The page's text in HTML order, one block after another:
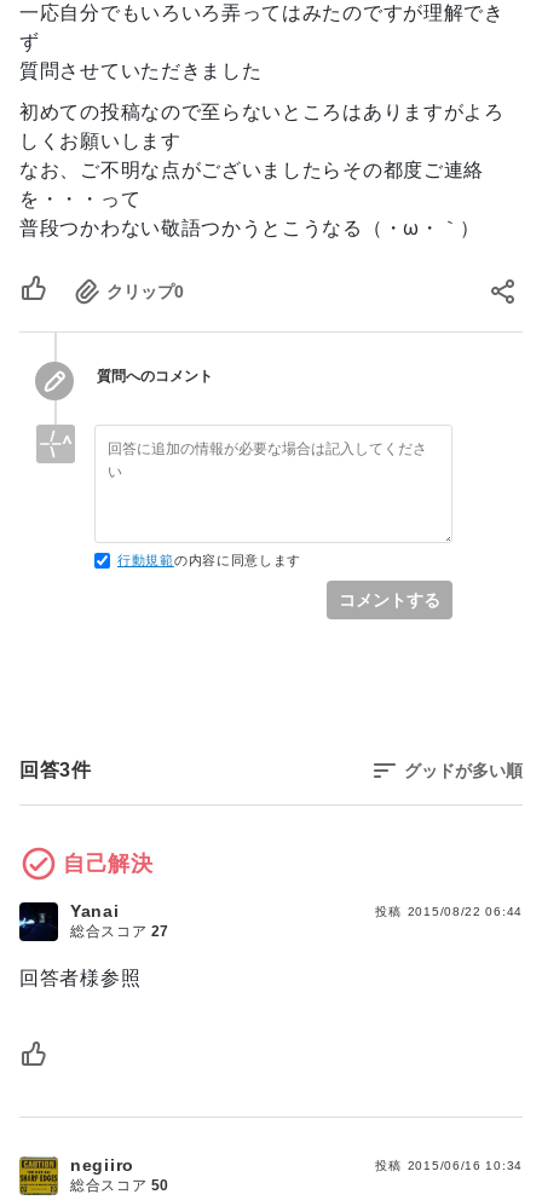
一応自分でもいろいろ弄ってはみたのですが理解でき
ず
質問させていただきました
初めての投稿なので至らないところはありますがよろ
しくお願いします
なお、ご不明な点がございましたらその都度ご連絡
を・・・って
普段つかわない敬語つかうとこうなる（・ω・｀）
クリップ0
質問へのコメント
行動規範の内容に同意します
コメントする
回答3件 グッドが多い順
自己解決
回答者様参照
投稿 2015/08/22 06:44
Yanai
総合スコア 27
投稿 2015/06/16 10:34
negiiro
総合スコア 50